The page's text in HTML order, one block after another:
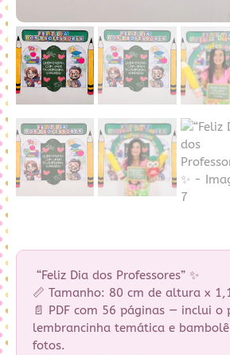
“Feliz Dia dos Professores” ✨
📏 Tamanho: 80 cm de altura x
📄 PDF com 56 páginas — inclui o
lembrancinha temática e
fotos.